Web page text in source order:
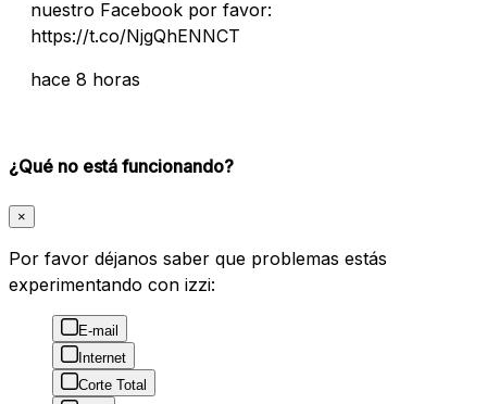
nuestro Facebook por favor:
https://t.co/NjgQhENNCT
hace 8 horas
¿Qué no está funcionando?
×
Por favor déjanos saber que problemas estás
experimentando con izzi:
E-mail
Internet
Corte Total